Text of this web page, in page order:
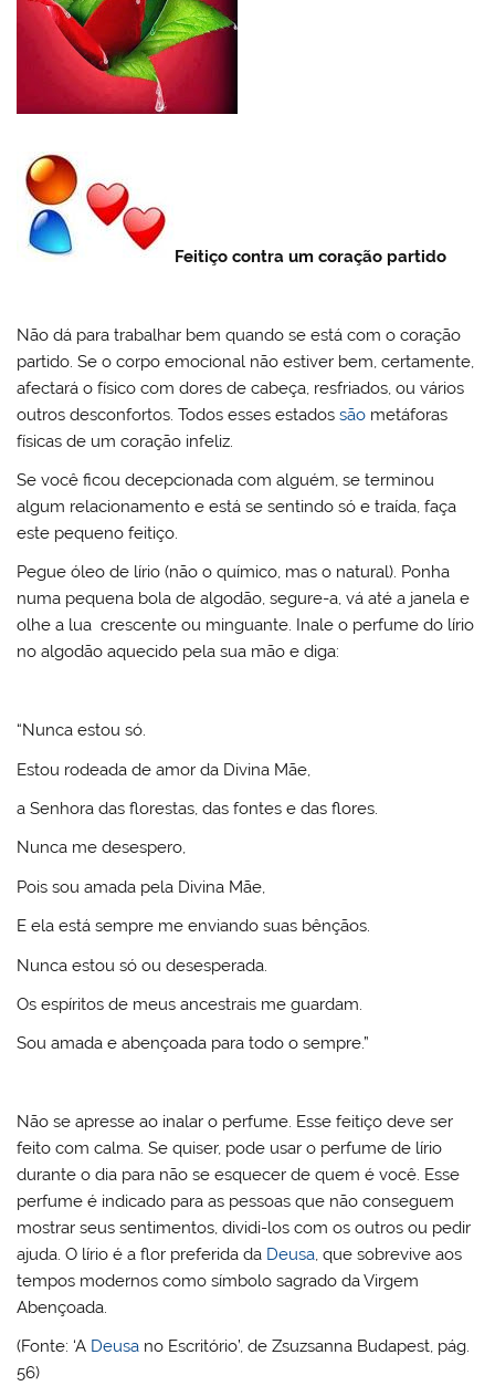
Feitiço contra um coração partido
Não dá para trabalhar bem quando se está com o coração
partido. Se o corpo emocional não estiver bem, certamente,
afectará o físico com dores de cabeça, resfriados, ou vários
outros desconfortos. Todos esses estadossão metáforas
físicas de um coração infeliz.
Se você ficou decepcionada com alguém, se terminou
algum relacionamento e está se sentindo só e traída, faça
este pequeno feitiço.
Pegue óleo de lírio (não o químico, mas o natural). Ponha
numa pequena bola de algodão, segure-a, vá até a janela e
olhe a lua crescente ou minguante. Inale o perfume do lírio
no algodão aquecido pela sua mão e diga:
“Nunca estou só.
Estou rodeada de amor da Divina Mãe,
a Senhora das florestas, das fontes e das flores.
Nunca me desespero,
Pois sou amada pela Divina Mãe,
E ela está sempre me enviando suas bênçãos.
Nunca estou só ou desesperada.
Os espíritos de meus ancestrais me guardam.
Sou amada e abençoada para todo o sempre.”
Não se apresse ao inalar o perfume. Esse feitiço deve ser
feito com calma. Se quiser, pode usar o perfume de lírio
durante o dia para não se esquecer de quem é você. Esse
perfume é indicado para as pessoas que não conseguem
mostrar seus sentimentos, dividi-los com os outros ou pedir
ajuda. O lírio é a flor preferida da Deusa, que sobrevive aos
tempos modernos como símbolo sagrado da Virgem
Abençoada.
(Fonte: ‘A Deusa no Escritório’, de Zsuzsanna Budapest, pág.
56)